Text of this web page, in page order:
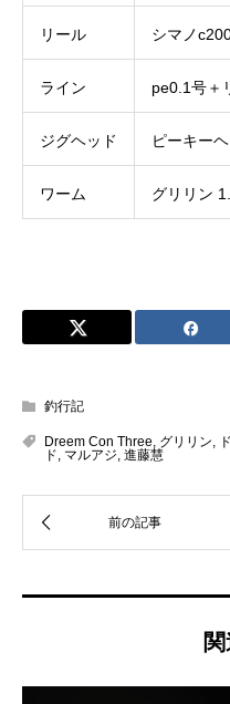
リール シマノ
ライン pe0.1号＋
ジグヘッド ピーキー
ワーム グリリン
釣行記
Dreem Con Three, グリリン,
ド, マルアジ, 進藤慧